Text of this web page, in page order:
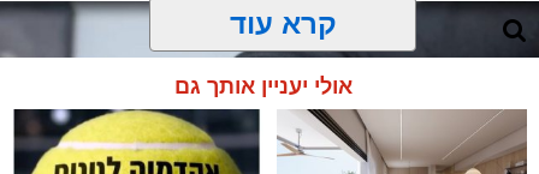
קרא עוד
אולי יעניין אותך גם